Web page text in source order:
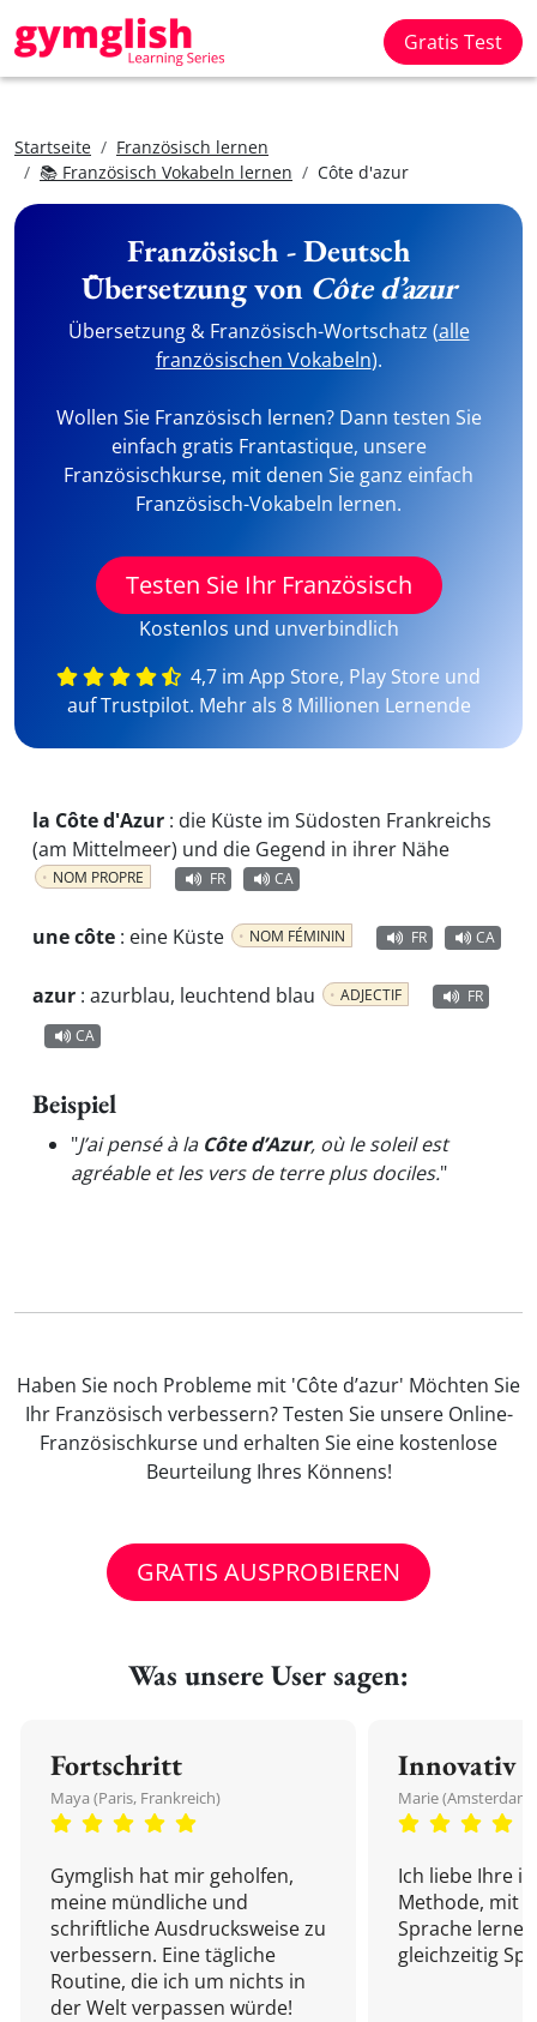
Gratis Test
Startseite
Französisch lernen
📚 Französisch Vokabeln lernen
Côte d'azur
Französisch - Deutsch
Übersetzung von Côte d’azur
Übersetzung & Französisch-Wortschatz (alle
französischen Vokabeln).
Wollen Sie Französisch lernen? Dann testen Sie
einfach gratis Frantastique, unsere
Französischkurse, mit denen Sie ganz einfach
Französisch-Vokabeln lernen.
Testen Sie Ihr Französisch
Kostenlos und unverbindlich
4,7 im App Store, Play Store und
auf Trustpilot. Mehr als 8 Millionen Lernende
la Côte d'Azur : die Küste im Südosten Frankreichs
(am Mittelmeer) und die Gegend in ihrer Nähe
NOM PROPRE FR CA
une côte : eine Küste NOM FÉMININ FR CA
azur : azurblau, leuchtend blau ADJECTIF
FR
CA
Beispiel
"J’ai pensé à la Côte d’Azur, où le soleil est
agréable et les vers de terre plus dociles."
Haben Sie noch Probleme mit 'Côte d’azur' Möchten Sie
Ihr Französisch verbessern? Testen Sie unsere Online-
Französischkurse und erhalten Sie eine kostenlose
Beurteilung Ihres Könnens!
GRATIS AUSPROBIEREN
Was unsere User sagen:
Fortschritt
Maya (Paris, Frankreich)
Gymglish hat mir geholfen,
meine mündliche und
schriftliche Ausdrucksweise zu
verbessern. Eine tägliche
Routine, die ich um nichts in
der Welt verpassen würde!
Innovativ
Marie
Ich liebe Ihre
Methode, mit
Sprache
gleichzeitig